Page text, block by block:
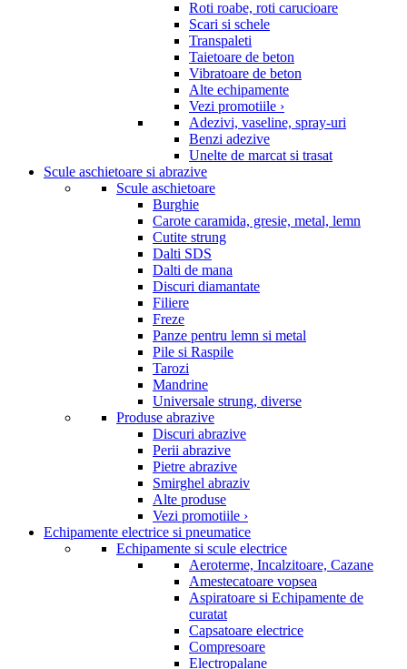
Roti roabe, roti carucioare
Scari si schele
Transpaleti
Taietoare de beton
Vibratoare de beton
Alte echipamente
Vezi promotiile ›
Adezivi, vaseline, spray-uri
Benzi adezive
Unelte de marcat si trasat
Scule aschietoare si abrazive
Scule aschietoare
Burghie
Carote caramida, gresie, metal, lemn
Cutite strung
Dalti SDS
Dalti de mana
Discuri diamantate
Filiere
Freze
Panze pentru lemn si metal
Pile si Raspile
Tarozi
Mandrine
Universale strung, diverse
Produse abrazive
Discuri abrazive
Perii abrazive
Pietre abrazive
Smirghel abraziv
Alte produse
Vezi promotiile ›
Echipamente electrice si pneumatice
Echipamente si scule electrice
Aeroterme, Incalzitoare, Cazane
Amestecatoare vopsea
Aspiratoare si Echipamente de
curatat
Capsatoare electrice
Compresoare
Electropalane